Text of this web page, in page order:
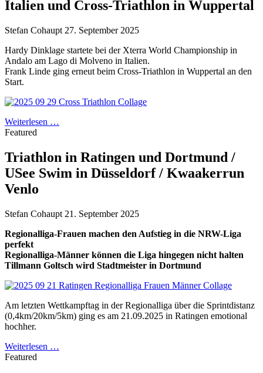
Italien und Cross-Triathlon in Wuppertal
Stefan Cohaupt 27. September 2025
Hardy Dinklage startete bei der Xterra World Championship in
Andalo am Lago di Molveno in Italien.
Frank Linde ging erneut beim Cross-Triathlon in Wuppertal an den
Start.
Weiterlesen …
Featured
Triathlon in Ratingen und Dortmund /
USee Swim in Düsseldorf / Kwaakerrun
Venlo
Stefan Cohaupt 21. September 2025
Regionalliga-Frauen machen den Aufstieg in die NRW-Liga
perfekt
Regionalliga-Männer können die Liga hingegen nicht halten
Tillmann Goltsch wird Stadtmeister in Dortmund
Am letzten Wettkampftag in der Regionalliga über die Sprintdistanz
(0,4km/20km/5km) ging es am 21.09.2025 in Ratingen emotional
hochher.
Weiterlesen …
Featured